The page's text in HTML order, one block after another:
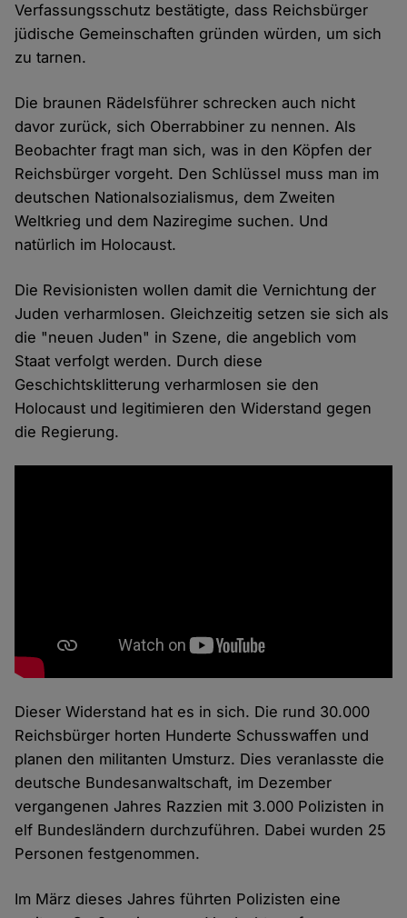
Verfassungsschutz bestätigte, dass Reichsbürger
jüdische Gemeinschaften gründen würden, um sich
zu tarnen.
Die braunen Rädelsführer schrecken auch nicht
davor zurück, sich Oberrabbiner zu nennen. Als
Beobachter fragt man sich, was in den Köpfen der
Reichsbürger vorgeht. Den Schlüssel muss man im
deutschen Nationalsozialismus, dem Zweiten
Weltkrieg und dem Naziregime suchen. Und
natürlich im Holocaust.
Die Revisionisten wollen damit die Vernichtung der
Juden verharmlosen. Gleichzeitig setzen sie sich als
die "neuen Juden" in Szene, die angeblich vom
Staat verfolgt werden. Durch diese
Geschichtsklitterung verharmlosen sie den
Holocaust und legitimieren den Widerstand gegen
die Regierung.
Dieser Widerstand hat es in sich. Die rund 30.000
Reichsbürger horten Hunderte Schusswaffen und
planen den militanten Umsturz. Dies veranlasste die
deutsche Bundesanwaltschaft, im Dezember
vergangenen Jahres Razzien mit 3.000 Polizisten in
elf Bundesländern durchzuführen. Dabei wurden 25
Personen festgenommen.
Im März dieses Jahres führten Polizisten eine